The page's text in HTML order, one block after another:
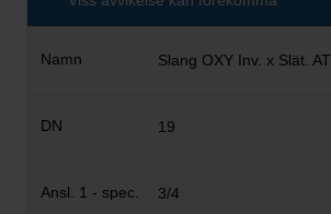
Slang OXY Inv. x Slät. AT
19
3/4